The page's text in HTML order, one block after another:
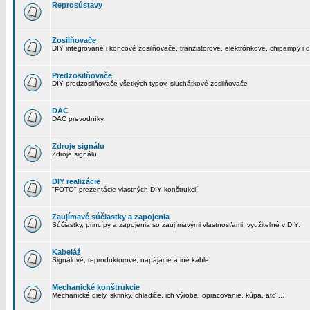
Reprosústavy
Zosilňovače
DIY integrované i koncové zosilňovače, tranzistorové, elektrónkové, chipampy i
Predzosilňovače
DIY predzosilňovače všetkých typov, sluchátkové zosilňovače
DAC
DAC prevodníky
Zdroje signálu
Zdroje signálu
DIY realizácie
"FOTO" prezentácie vlastných DIY konštrukcií
Zaujímavé súčiastky a zapojenia
Súčiastky, princípy a zapojenia so zaujímavými vlastnosťami, využiteľné v DIY.
Kabeláž
Signálové, reproduktorové, napájacie a iné káble
Mechanické konštrukcie
Mechanické diely, skrinky, chladiče, ich výroba, opracovanie, kúpa, atď ...